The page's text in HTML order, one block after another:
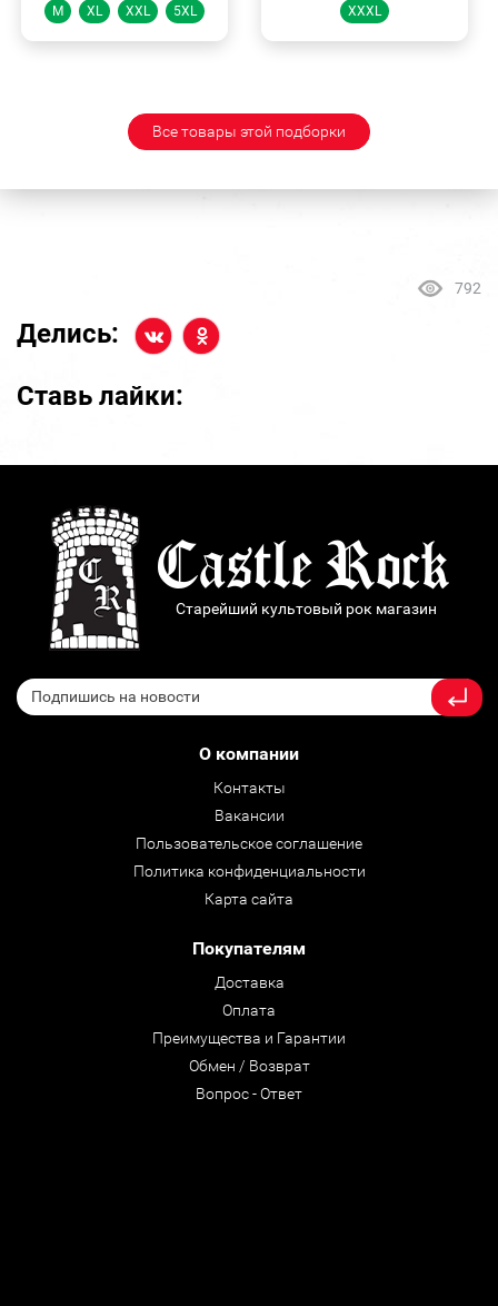
M
XL XXL 5XL
XXXL
Все товары этой подборки
792
Делись:
Ставь лайки:
Старейший культовый рок магазин
О компании
Контакты
Вакансии
Пользовательское соглашение
Политика конфиденциальности
Карта сайта
Покупателям
Доставка
Оплата
Преимущества и Гарантии
Обмен / Возврат
Вопрос - Ответ